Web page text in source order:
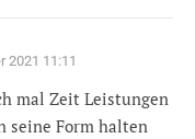
2021 11:11
mal Zeit Leistungen
seine Form halten